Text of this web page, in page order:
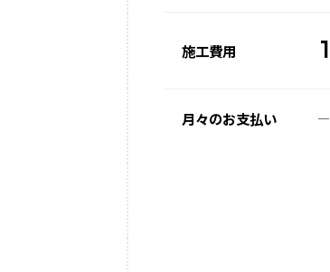
施工費用
月々のお支払い ―